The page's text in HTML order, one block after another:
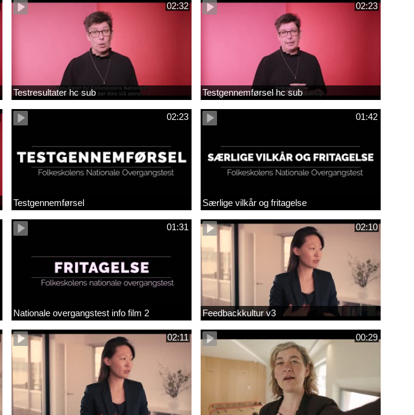
02:32
Testresultater hc sub
02:23
Testgennemførsel hc sub
02:23
Testgennemførsel
01:42
Særlige vilkår og fritagelse
01:31
Nationale overgangstest info film 2
02:10
Feedbackkultur v3
02:11 00:29